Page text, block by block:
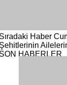
Haber
HABERLER